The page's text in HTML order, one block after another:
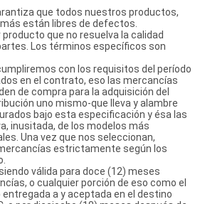
que todos nuestros productos,
están libres de defectos.
que no resuelva la calidad
Los términos específicos son
con los requisitos del período
en el contrato, eso las mercancías
de compra para la adquisición del
uno mismo-que lleva y alambre
bajo esta especificación y ésa las
inusitada, de los modelos más
Una vez que nos seleccionan,
estrictamente según los
válida para doce (12) meses
o cualquier porción de eso como el
a y aceptada en el destino